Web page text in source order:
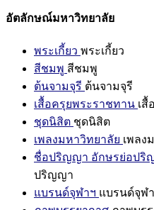
อัตลักษณ์มหาวิทยาลัย
พระเกี้ยว พระเกี้ยว
สีชมพู สีชมพู
ต้นจามจุรี ต้นจามจุรี
เสื้อครุยพระราชทาน เสื้
ชุดนิสิต ชุดนิสิต
เพลงมหาวิทยาลัย เพลง
ชื่อปริญญา อักษรย่อปริ
ปริญญา
แบรนด์จุฬาฯ แบรนด์จุฬ